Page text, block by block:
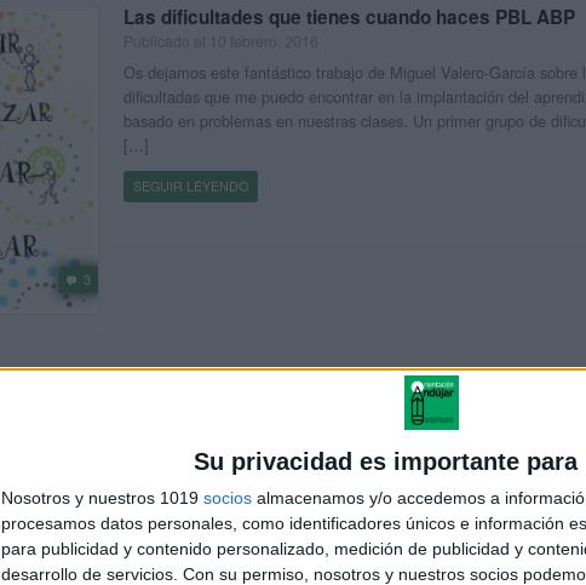
Su privacidad es importante para
Nosotros y nuestros 1019 socios almacenamos y/o accedemos a
procesamos datos personales, como identificadores únicos e información
para publicidad y contenido personalizado, medición de publicidad y
desarrollo de servicios. Con su permiso, nosotros y nuestros socios
3
Las dificultades que tienes cuando haces PBL ABP
Os dejamos este fantástico trabajo de Miguel Valero-García sobre
dificultadas que me puedo encontrar en la implantación del
basado en problemas en nuestras clases. Un primer grupo de
[…]
SEGUIR LEYENDO
PLANTILLA EDITABLE PARA EL DISEÑO DE UN PBL
EN PRIMARIA
Publicado el 9 febrero, 2016
Os hemos preparado una plantilla para preparar vuestros propios
en primaria, es muy sencilla y fácil de utilizar. PBL es una
enseñanza-aprendizaje que potencia tanto la adquisición […]